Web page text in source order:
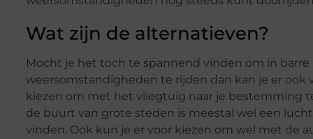
Wat zijn de alternatieven?
Mocht je het toch te spannend vinden om in barre
weersomstandigheden te rijden dan kan je er ook
kiezen om met het vliegtuig naar je bestemming
de buurt van grote steden is meestal wel een
vinden. Ook kun je er voor kiezen om wel met de